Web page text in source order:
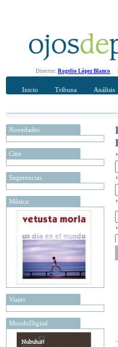
Director: Rogelio López Blanco
Inicio Tribuna Análisis
Novedades
Cine
Sugerencias
Música
Viajes
MundoDigital